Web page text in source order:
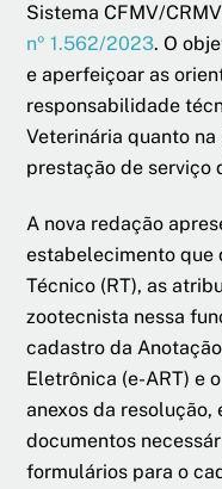
Sistema CFMV/
nº 1.562/2023. O
e aperfeiçoar as
responsabilidade
Veterinária quanto
prestação de serviço
A nova redação
estabelecimento que
Técnico (RT), as
zootecnista nessa
cadastro da
Eletrônica (e-ART) e
anexos da resolução,
documentos
formulários para o